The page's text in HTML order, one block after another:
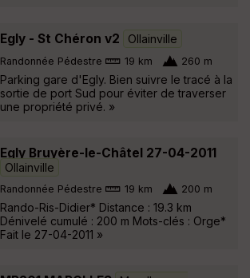
Egly - St Chéron v2 Ollainville
Randonnée Pédestre 19 km 260 m
Parking gare d'Egly. Bien suivre le tracé à la
sortie de port Sud pour éviter de traverser
une propriété privé. »
Egly Bruyère-le-Châtel 27-04-2011
Ollainville
Randonnée Pédestre 19 km 200 m
Rando-Ris-Didier* Distance : 19.3 km
Dénivelé cumulé : 200 m Mots-clés : Orge*
Fait le 27-04-2011 »